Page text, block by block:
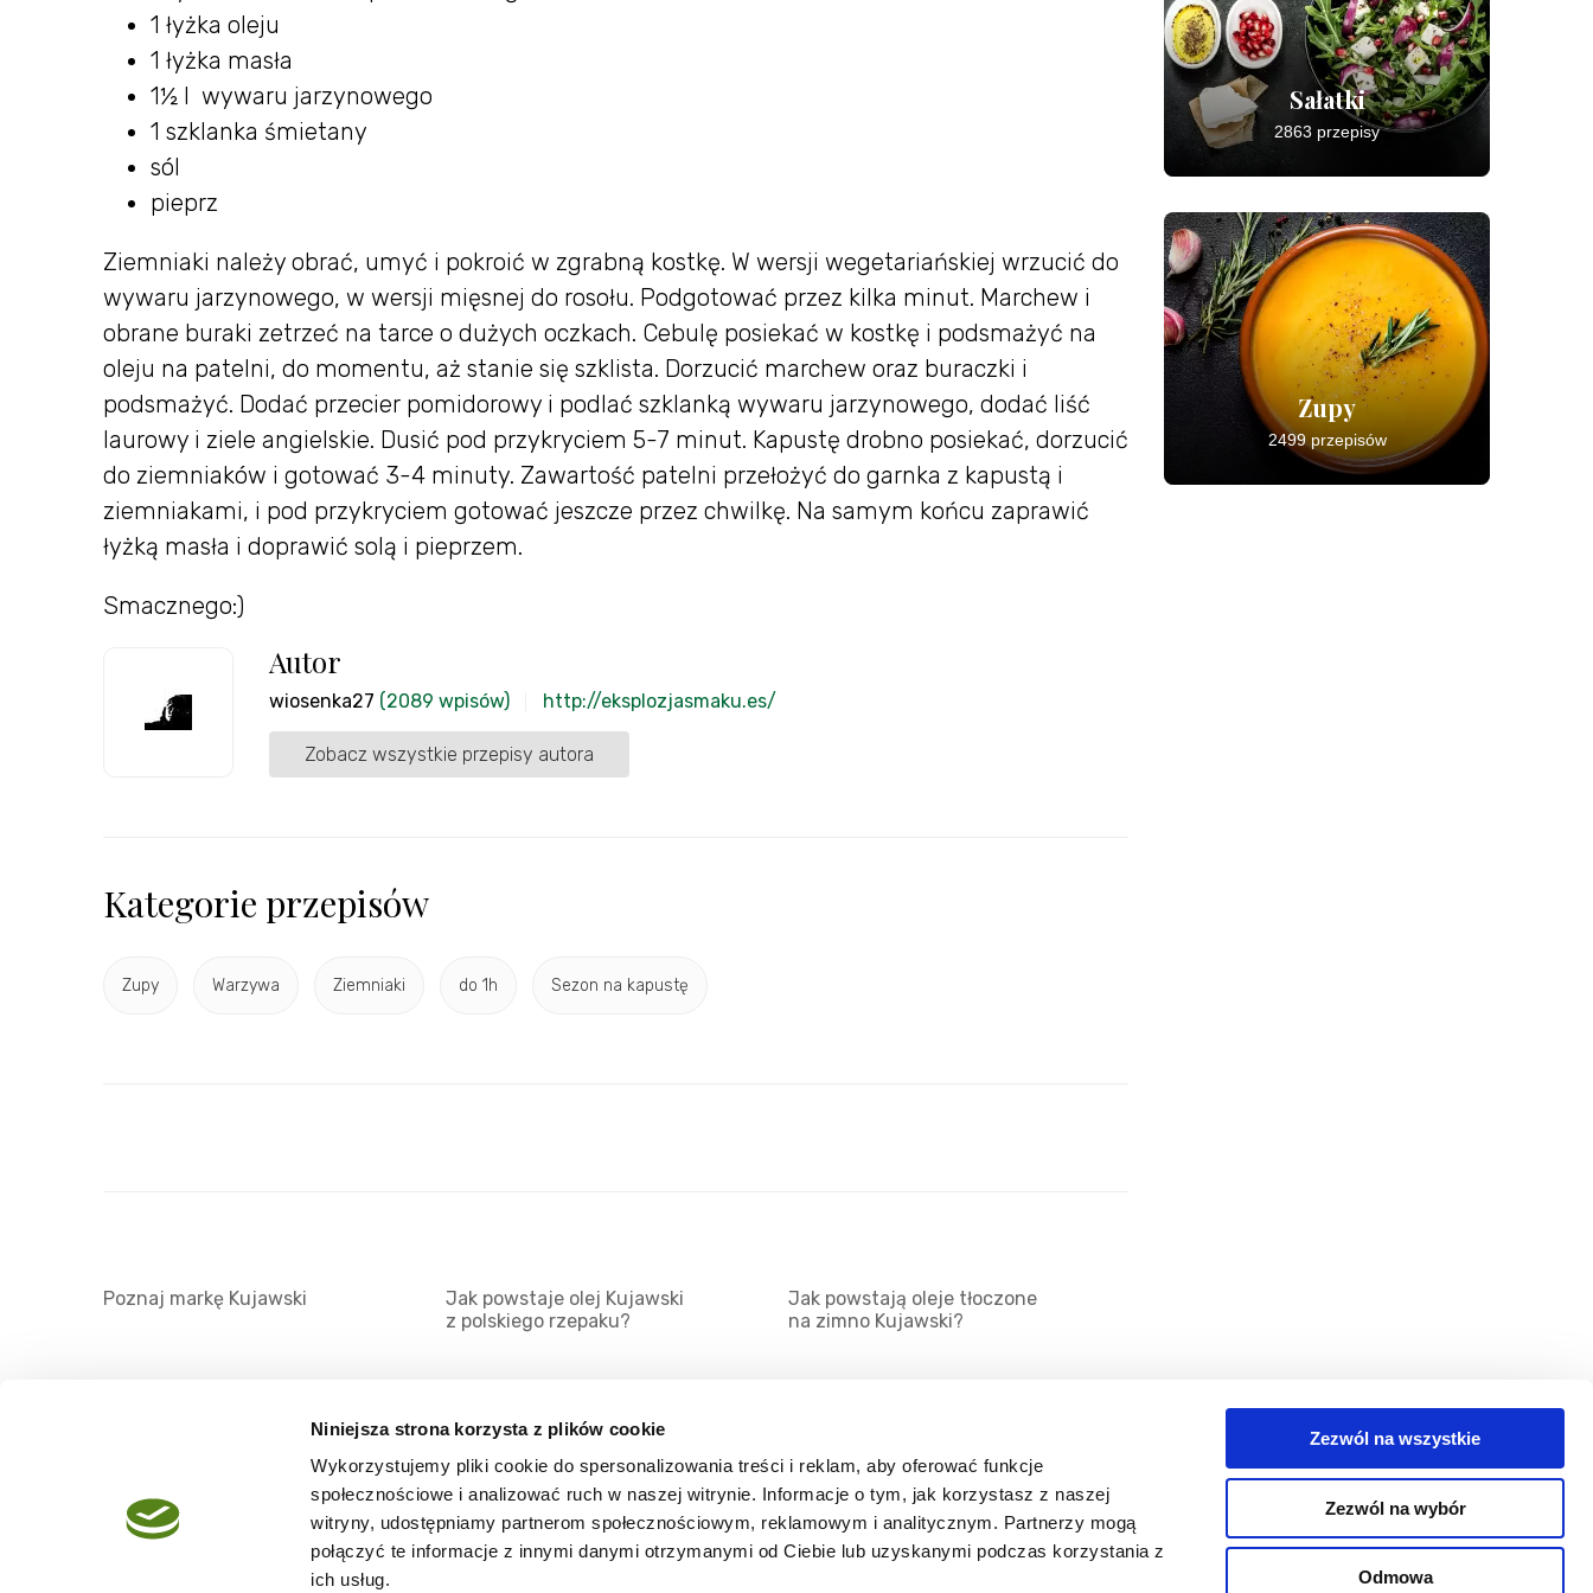
Niniejsza strona korzysta z plików cookie
Wykorzystujemy pliki cookie do spersonalizowania treści i reklam, aby oferować funkcje
społecznościowe i analizować ruch w naszej witrynie. Informacje o tym, jak korzystasz z naszej
witryny, udostępniamy partnerom społecznościowym, reklamowym i analitycznym. Partnerzy mogą
połączyć te informacje z innymi danymi otrzymanymi od Ciebie lub uzyskanymi podczas korzystania z
ich usług.
Zezwól na wszystkie
Zezwól na wybór
Odmowa
1 łyżka oleju
1 łyżka masła
1½ l wywaru jarzynowego
1 szklanka śmietany
sól
pieprz
Ziemniaki należy obrać, umyć i pokroić w zgrabną kostkę. W wersji wegetariańskiej wrzucić do
wywaru jarzynowego, w wersji mięsnej do rosołu. Podgotować przez kilka minut. Marchew i
obrane buraki zetrzeć na tarce o dużych oczkach. Cebulę posiekać w kostkę i podsmażyć na
oleju na patelni, do momentu, aż stanie się szklista. Dorzucić marchew oraz buraczki i
podsmażyć. Dodać przecier pomidorowy i podlać szklanką wywaru jarzynowego, dodać liść
laurowy i ziele angielskie. Dusić pod przykryciem 5-7 minut. Kapustę drobno posiekać, dorzucić
do ziemniaków i gotować 3-4 minuty. Zawartość patelni przełożyć do garnka z kapustą i
ziemniakami, i pod przykryciem gotować jeszcze przez chwilkę. Na samym końcu zaprawić
łyżką masła i doprawić solą i pieprzem.
Smacznego:)
Autor
wiosenka27 (2089 wpisów) http://eksplozjasmaku.es/
Zobacz wszystkie przepisy autora
Kategorie przepisów
Zupy Warzywa Ziemniaki do 1h Sezon na kapustę
Sałatki
2863 przepisy
Zupy
2499 przepisów
Poznaj markę Kujawski
Jak powstaje olej Kujawski
z polskiego rzepaku?
Jak powstają oleje tłoczone
na zimno Kujawski?
Regulamin
Mapa serwisu
Kanały RSS
Porady
Kategorie
Kontakt
Zaloguj się